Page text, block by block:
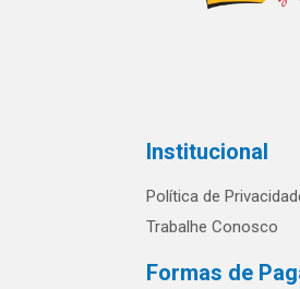
Institucional
Política de
Trabalhe Conosco
Formas de